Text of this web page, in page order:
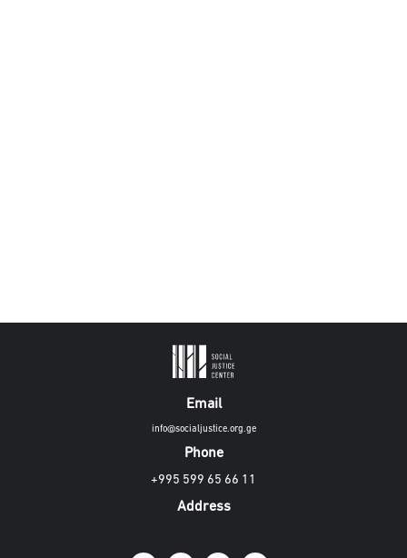
Email
info@socialjustice.org.ge
Phone
+995 599 65 66 11
Address